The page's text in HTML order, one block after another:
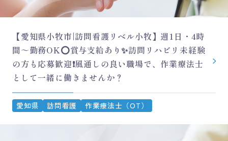
【愛知県小牧市|訪問看護リベル小牧】週1日・4時
間～勤務OK⭕賞与支給あり✨訪問リハビリ未経験
の方も応募歓迎❗風通しの良い職場で、作業療法士
として一緒に働きませんか？
愛知県 訪問看護 作業療法士（OT）